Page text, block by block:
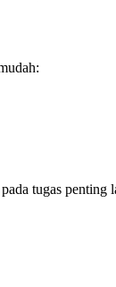
tugas penting